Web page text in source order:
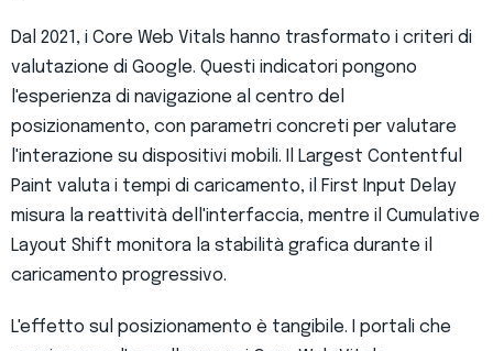
Dal 2021, i Core Web Vitals hanno trasformato i criteri di
valutazione di Google. Questi indicatori pongono
l'esperienza di navigazione al centro del
posizionamento, con parametri concreti per valutare
l'interazione su dispositivi mobili. Il Largest Contentful
Paint valuta i tempi di caricamento, il First Input Delay
misura la reattività dell'interfaccia, mentre il Cumulative
Layout Shift monitora la stabilità grafica durante il
caricamento progressivo.
L'effetto sul posizionamento è tangibile. I portali che